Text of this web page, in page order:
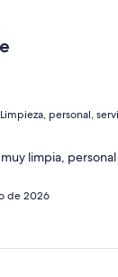
personal,
limpia,
de 2026